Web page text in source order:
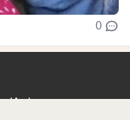
0
Информация